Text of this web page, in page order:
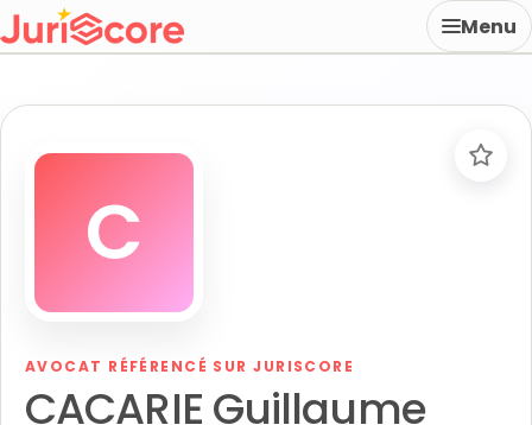
Menu
C
AVOCAT RÉFÉRENCÉ SUR JURISCORE
CACARIE Guillaume